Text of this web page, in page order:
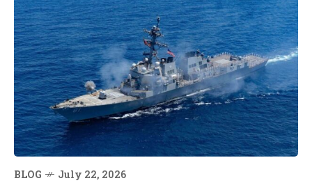
BLOG July 22, 2026